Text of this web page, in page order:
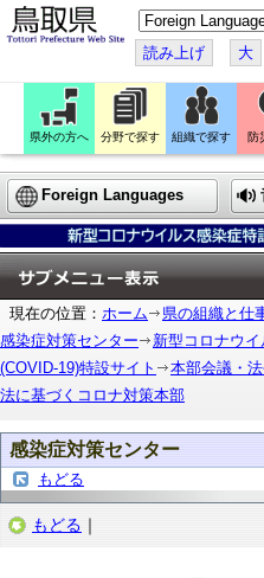
こ
の
ペ
ー
ジ
翻
訳
す
る
読み上げ 大
県外の方へ 分野で探す 組織で探す 防
Foreign Languages
現在の位置： ホーム 県の組織と仕
感染症対策センター
新型コロナウ
(COVID-19)特設サイト
本部会議・
法に基づくコロナ対策本部
感染症対策センター
もどる
もどる ｜